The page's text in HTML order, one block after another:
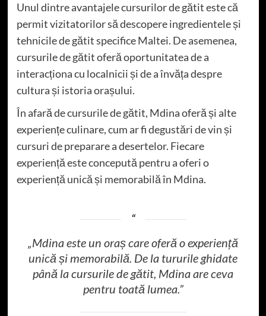
Unul dintre avantajele cursurilor de gătit este că
permit vizitatorilor să descopere ingredientele și
tehnicile de gătit specifice Maltei. De asemenea,
cursurile de gătit oferă oportunitatea de a
interacționa cu localnicii și de a învăța despre
cultura și istoria orașului.
În afară de cursurile de gătit, Mdina oferă și alte
experiențe culinare, cum ar fi degustări de vin și
cursuri de preparare a desertelor. Fiecare
experiență este concepută pentru a oferi o
experiență unică și memorabilă în Mdina.
„Mdina este un oraș care oferă o experiență
unică și memorabilă. De la tururile ghidate
până la cursurile de gătit, Mdina are ceva
pentru toată lumea.”